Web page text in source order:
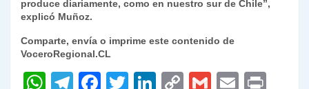
produce diariamente, como en nuestro sur de Chile”,
explicó Muñoz.
Comparte, envía o imprime este contenido de
VoceroRegional.CL
W
T
F
T
Li
C
G
E